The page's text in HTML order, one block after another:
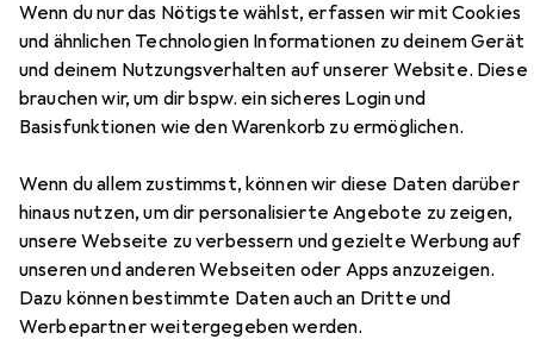
Wenn du nur das Nötigste wählst, erfassen wir mit Cookies
und ähnlichen Technologien Informationen zu deinem Gerät
und deinem Nutzungsverhalten auf unserer Website. Diese
brauchen wir, um dir bspw. ein sicheres Login und
Basisfunktionen wie den Warenkorb zu ermöglichen.
Wenn du allem zustimmst, können wir diese Daten darüber
hinaus nutzen, um dir personalisierte Angebote zu zeigen,
unsere Webseite zu verbessern und gezielte Werbung auf
unseren und anderen Webseiten oder Apps anzuzeigen.
Dazu können bestimmte Daten auch an Dritte und
Werbepartner weitergegeben werden.
D-Link DGS-1210
28 Ports
Zubehör für D-Link DGS-1210
Hier findest du passendes Zubehör zum Produkt D-Link
DGS-1210 aus den Kategorien Netzwerkkabel,
Serverschrank Zubehör und Server Zubehör.
Beliebt Netzwerkkabel